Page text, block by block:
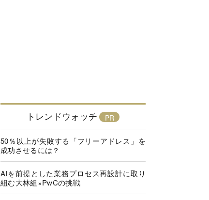
トレンドウォッチ
50％以上が失敗する「フリーアドレス」を
成功させるには？
AIを前提とした業務プロセス再設計に取り
組む大林組×PwCの挑戦